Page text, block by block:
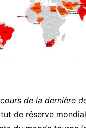
de la dernière
de réserve